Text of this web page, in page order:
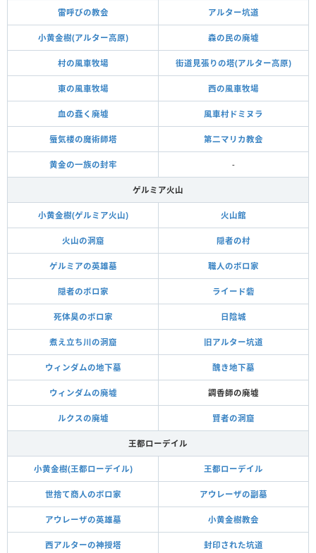
雷呼びの教会 アルター坑道
小黄金樹(アルター高原) 森の民の廃墟
村の風車牧場 街道見張りの塔(アルター高原)
東の風車牧場 西の風車牧場
血の蠢く廃墟 風車村ドミヌラ
蜃気楼の魔術師塔 第二マリカ教会
黄金の一族の封牢 -
ゲルミア火山
小黄金樹(ゲルミア火山) 火山館
火山の洞窟 隠者の村
ゲルミアの英雄墓 職人のボロ家
隠者のボロ家 ライード砦
死体臭のボロ家 日陰城
煮え立ち川の洞窟 旧アルター坑道
ウィンダムの地下墓 醜き地下墓
ウィンダムの廃墟 調香師の廃墟
ルクスの廃墟 賢者の洞窟
王都ローデイル
小黄金樹(王都ローデイル) 王都ローデイル
世捨て商人のボロ家 アウレーザの副墓
アウレーザの英雄墓 小黄金樹教会
西アルターの神授塔 封印された坑道